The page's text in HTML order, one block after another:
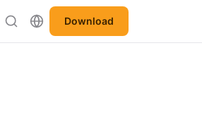
Download